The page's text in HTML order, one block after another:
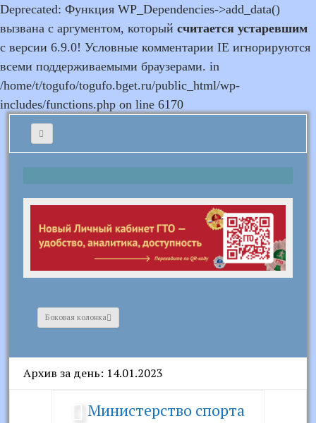
Deprecated: Функция WP_Dependencies->add_data()
вызвана с аргументом, который считается устаревшим
с версии 6.9.0! Условные комментарии IE игнорируются
всеми поддерживаемыми браузерами. in
/home/t/togufo/togufo.bget.ru/public_html/wp-
includes/functions.php on line 6170
Боковая колонка
Архив за день: 14.01.2023
Министерство спорта